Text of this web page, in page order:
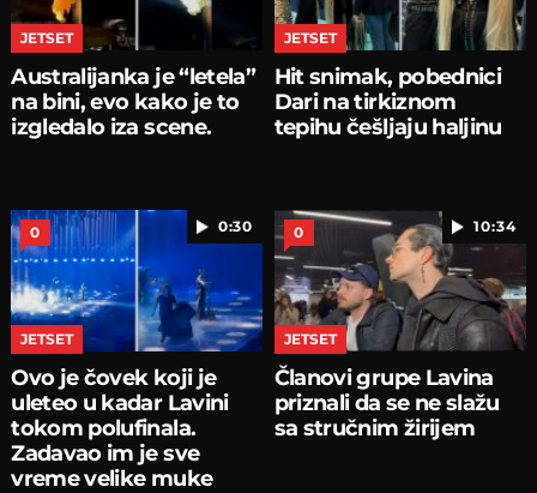
JETSET
Australijanka je “letela”
na bini, evo kako je to
izgledalo iza scene.
JETSET
Hit snimak, pobednici
Dari na tirkiznom
tepihu češljaju haljinu
0:30
0
JETSET
Ovo je čovek koji je
uleteo u kadar Lavini
tokom polufinala.
Zadavao im je sve
vreme velike muke
10:34
0
JETSET
Članovi grupe Lavina
priznali da se ne slažu
sa stručnim žirijem